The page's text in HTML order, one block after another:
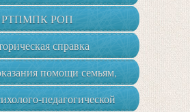
РТПМПК РОП
справка
помощи семьям,
детей-инвалидов,
педагогической